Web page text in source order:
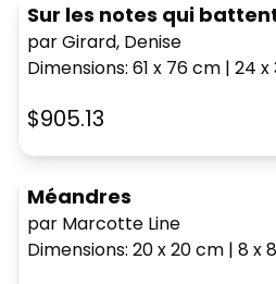
Sur les notes qui
par Girard, Denise
Dimensions: 61 x 76cm | 24 x
$905.13
Méandres
par Marcotte Line
Dimensions: 20 x 20cm | 8 x 8